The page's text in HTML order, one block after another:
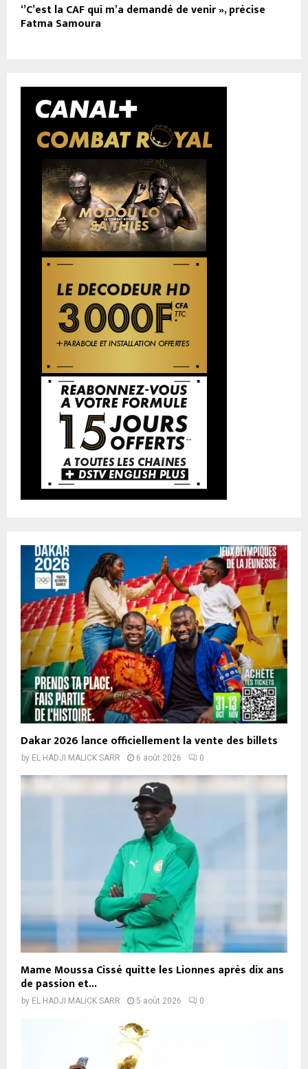
‘’C’est la CAF qui m’a demandé de venir », précise
Fatma Samoura
Dakar 2026 lance officiellement la vente des billets
by EL HADJI MALICK SARR 6 août 2026 0
Mame Moussa Cissé quitte les Lionnes après dix ans
de passion et...
by EL HADJI MALICK SARR 5 août 2026 0